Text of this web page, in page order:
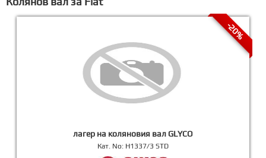
лагер на коляновия вал GLYCO
Кат. No: H1337/3 STD
-20%